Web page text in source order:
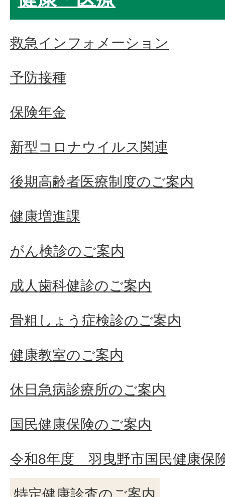
救急インフォメーション
予防接種
保険年金
新型コロナウイルス関連
後期高齢者医療制度のご案内
健康増進課
がん検診のご案内
成人歯科健診のご案内
骨粗しょう症検診のご案内
健康教室のご案内
休日急病診療所のご案内
国民健康保険のご案内
令和8年度 羽曳野市国民健康保